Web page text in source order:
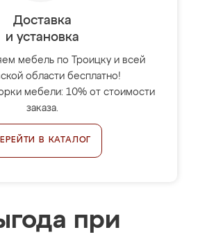
Доставка
и установка
мебель по Троицку и всей
области бесплатно!
мебели: 10% от стоимости
заказа.
В КАТАЛОГ
при